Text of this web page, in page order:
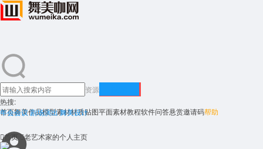
资源
热搜:
年会会议 剧场演出 舞美设计
首页舞美作品模型素材材质贴图平面素材教程软件问答悬赏邀请码帮助
首页 老艺术家的个人主页